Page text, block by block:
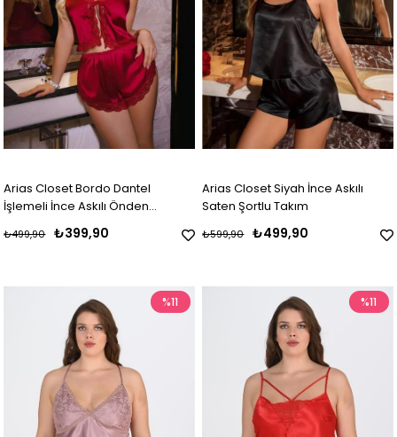
Arias Closet Bordo Dantel
İşlemeli İnce Askılı Önden
Bağlamalı Saten Şortlu Takım
₺399,90
₺499,90
Arias Closet Siyah İnce Askılı
Saten Şortlu Takım
₺499,90
₺599,90
%11 %11